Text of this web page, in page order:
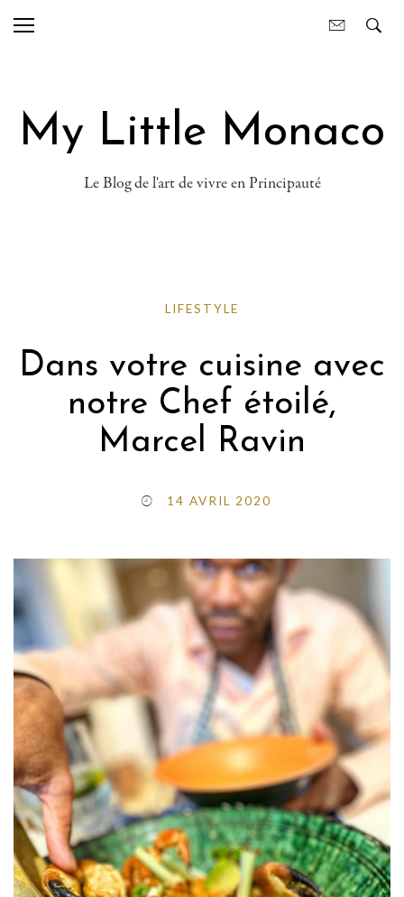
My Little Monaco
Le Blog de l'art de vivre en Principauté
LIFESTYLE
Dans votre cuisine avec
notre Chef étoilé,
Marcel Ravin
14 AVRIL 2020